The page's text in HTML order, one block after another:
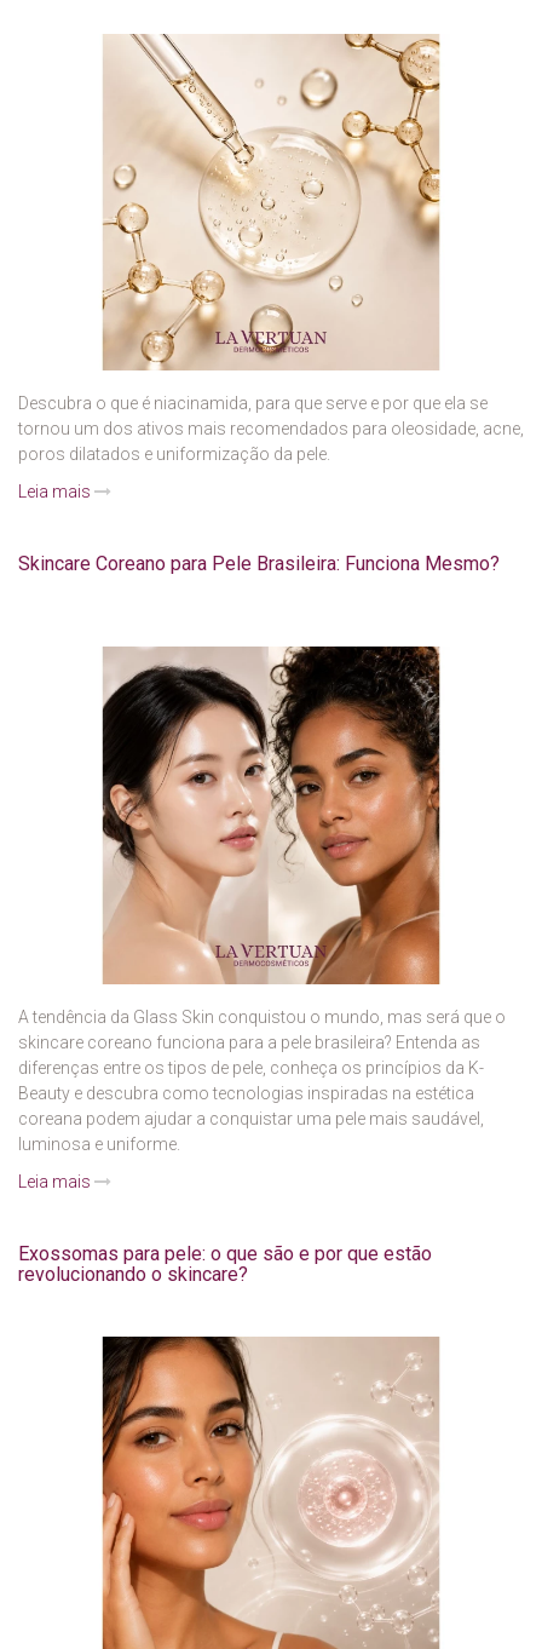
Descubra o que é niacinamida, para que serve e por que ela se
tornou um dos ativos mais recomendados para oleosidade, acne,
poros dilatados e uniformização da pele.
Leia mais
Skincare Coreano para Pele Brasileira: Funciona Mesmo?
A tendência da Glass Skin conquistou o mundo, mas será que o
skincare coreano funciona para a pele brasileira? Entenda as
diferenças entre os tipos de pele, conheça os princípios da K-
Beauty e descubra como tecnologias inspiradas na estética
coreana podem ajudar a conquistar uma pele mais saudável,
luminosa e uniforme.
Leia mais
Exossomas para pele: o que são e por que estão
revolucionando o skincare?